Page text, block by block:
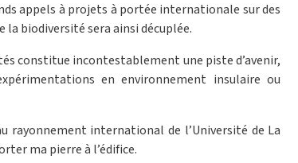
appels à projets à portée internationale sur des
biodiversité sera ainsi décuplée.
constitue incontestablement une piste d’avenir,
en environnement insulaire ou
rayonnement international de l’Université de La
ma pierre à l’édifice.